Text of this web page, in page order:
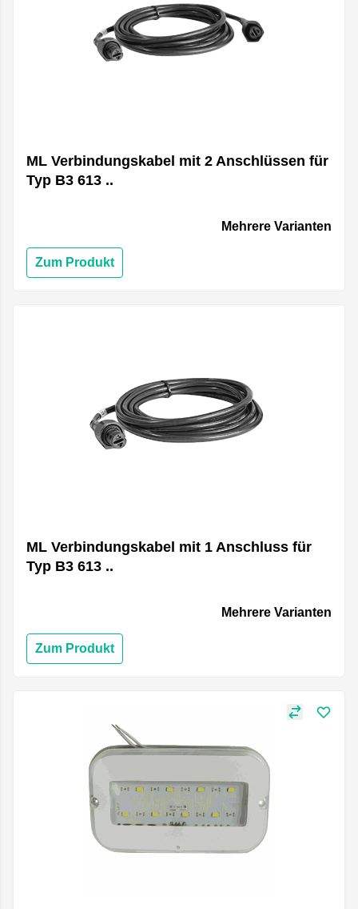
ML Verbindungskabel mit 2 Anschlüssen für
Typ B3 613 ..
Mehrere Varianten
Zum Produkt
ML Verbindungskabel mit 1 Anschluss für
Typ B3 613 ..
Mehrere Varianten
Zum Produkt